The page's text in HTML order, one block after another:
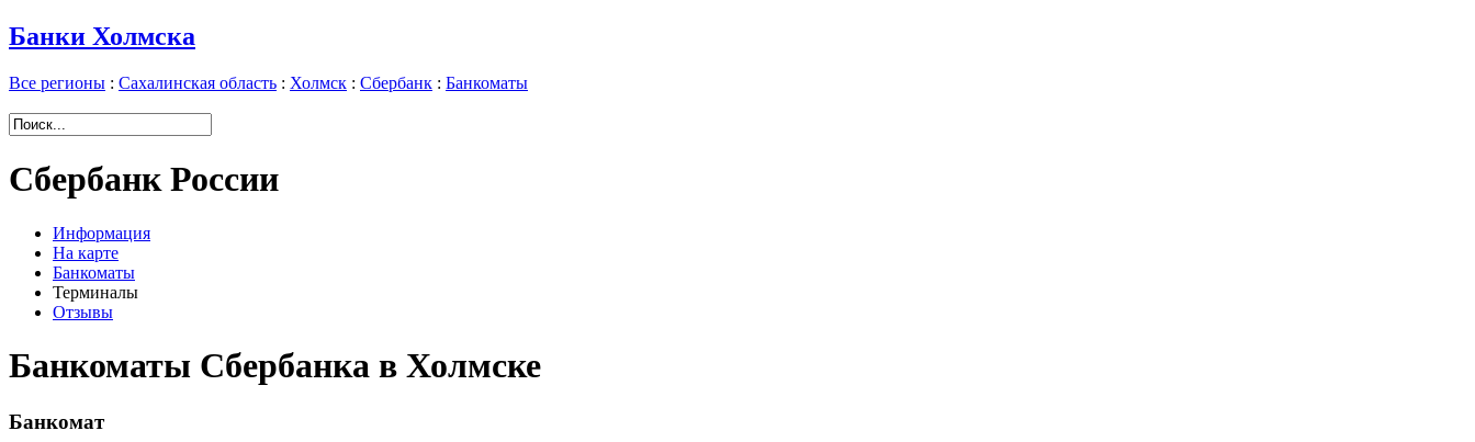
Банки Холмска
Все регионы : Сахалинская область : Холмск : Сбербанк : Банкоматы
Сбербанк России
Информация
На карте
Банкоматы
Терминалы
Отзывы
Банкоматы Сбербанка в Холмске
Банкомат